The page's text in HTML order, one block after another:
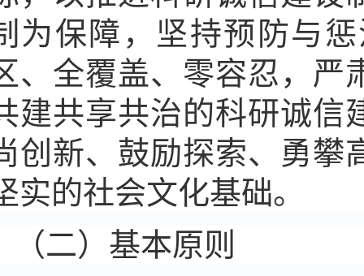
为保障，坚持预防与
、全覆盖、零容忍，严
建共享共治的科研诚信
创新、鼓励探索、勇攀
实的社会文化基础。
（二）基本原则